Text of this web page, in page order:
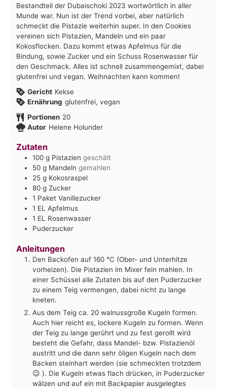
Bestandteil der Dubaischoki 2023 wortwörtlich in aller
Munde war. Nun ist der Trend vorbei, aber natürlich
schmeckt die Pistazie weiterhin super. In den Cookies
vereinen sich Pistazien, Mandeln und ein paar
Kokosflocken. Dazu kommt etwas Apfelmus für die
Bindung, sowie Zucker und ein Schuss Rosenwasser für
den Geschmack. Alles ist schnell zusammengemixt, dabei
glutenfrei und vegan. Weihnachten kann kommen!
Gericht Kekse
Ernährung glutenfrei, vegan
Portionen 20
Autor Helene Holunder
Zutaten
100 g Pistazien geschält
50 g Mandeln gemahlen
25 g Kokosraspel
80 g Zucker
1 Paket Vanillezucker
1 EL Apfelmus
1 EL Rosenwasser
Puderzucker
Anleitungen
Den Backofen auf 160 °C (Ober- und Unterhitze
vorheizen). Die Pistazien im Mixer fein mahlen. In
einer Schüssel alle Zutaten bis auf den Puderzucker
zu einem Teig vermengen, dabei nicht zu lange
kneten.
Aus dem Teig ca. 20 walnussgroße Kugeln formen.
Auch hier reicht es, lockere Kugeln zu formen. Wenn
der Teig zu lange gerührt und zu fest gerollt wird
besteht die Gefahr, dass Mandel- bzw. Pistazienöl
austritt und die dann sehr öligen Kugeln nach dem
Backen steinhart werden (sie schmeckten trotzdem
😉 ). Die Kugeln etwas flach drücken, in Puderzucker
wälzen und auf ein mit Backpapier ausgelegtes